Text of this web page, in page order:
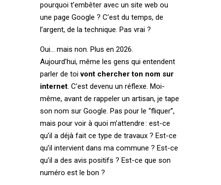
pourquoi t’embêter avec un site web ou
une page Google ? C’est du temps, de
l’argent, de la technique. Pas vrai ?
Oui… mais non. Plus en 2026.
Aujourd’hui, même les gens qui entendent
parler de toivont chercher ton nom sur
internet. C’est devenu un réflexe. Moi-
même, avant de rappeler un artisan, je tape
son nom sur Google. Pas pour le “fliquer”,
mais pour voir à quoi m’attendre : est-ce
qu’il a déjà fait ce type de travaux ? Est-ce
qu’il intervient dans ma commune ? Est-ce
qu’il a des avis positifs ? Est-ce que son
numéro est le bon ?